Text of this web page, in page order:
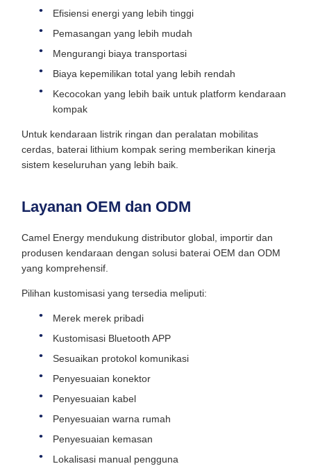
Efisiensi energi yang lebih tinggi
Pemasangan yang lebih mudah
Mengurangi biaya transportasi
Biaya kepemilikan total yang lebih rendah
Kecocokan yang lebih baik untuk platform kendaraan
kompak
Untuk kendaraan listrik ringan dan peralatan mobilitas
cerdas, baterai lithium kompak sering memberikan kinerja
sistem keseluruhan yang lebih baik.
Layanan OEM dan ODM
Camel Energy mendukung distributor global, importir dan
produsen kendaraan dengan solusi baterai OEM dan ODM
yang komprehensif.
Pilihan kustomisasi yang tersedia meliputi:
Merek merek pribadi
Kustomisasi Bluetooth APP
Sesuaikan protokol komunikasi
Penyesuaian konektor
Penyesuaian kabel
Penyesuaian warna rumah
Penyesuaian kemasan
Lokalisasi manual pengguna